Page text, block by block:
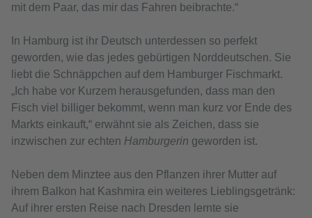
mit dem Paar, das mir das Fahren beibrachte.“
In Hamburg ist ihr Deutsch unterdessen so perfekt
geworden, wie das jedes gebürtigen Norddeutschen. Sie
liebt die Schnäppchen auf dem Hamburger Fischmarkt.
„Ich habe vor Kurzem herausgefunden, dass man den
Fisch viel billiger bekommt, wenn man kurz vor Ende des
Markts einkauft,“ erwähnt sie als Zeichen, dass sie
inzwischen zur echten Hamburgerin geworden ist.
Neben dem Minztee aus den Pflanzen ihrer Mutter auf
ihrem Balkon hat Kashmira ein weiteres Lieblingsgetränk:
Auf ihrer ersten Reise nach Dresden lernte sie